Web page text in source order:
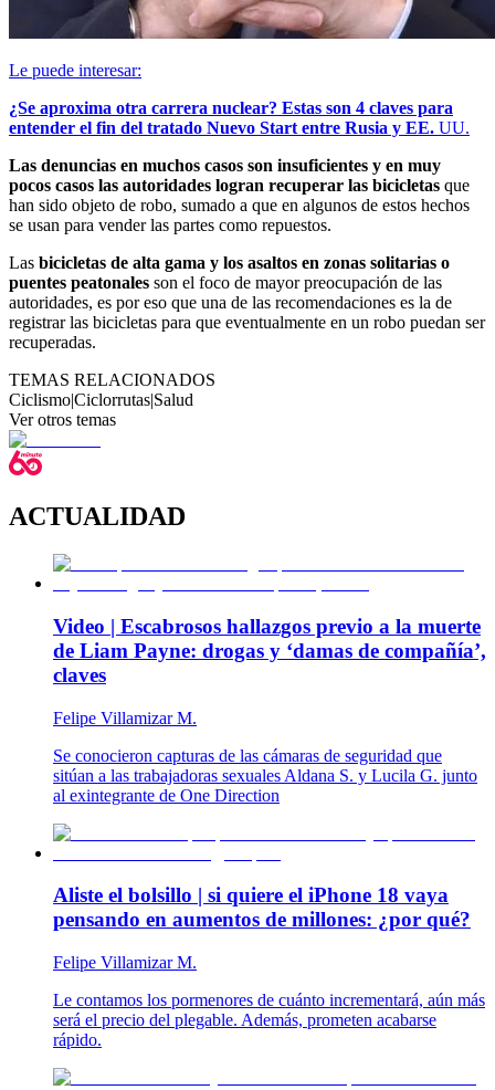
Le puede interesar:
¿Se aproxima otra carrera nuclear? Estas son 4 claves para
entender el fin del tratado Nuevo Start entre Rusia y EE. UU.
Las denuncias en muchos casos son insuficientes y en muy
pocos casos las autoridades logran recuperar las bicicletas que
han sido objeto de robo, sumado a que en algunos de estos hechos
se usan para vender las partes como repuestos.
Las bicicletas de alta gama y los asaltos en zonas solitarias o
puentes peatonales son el foco de mayor preocupación de las
autoridades, es por eso que una de las recomendaciones es la de
registrar las bicicletas para que eventualmente en un robo puedan ser
recuperadas.
TEMAS RELACIONADOS
Ciclismo|Ciclorrutas|Salud
Ver otros temas
ACTUALIDAD
Video | Escabrosos hallazgos previo a la muerte
de Liam Payne: drogas y ‘damas de compañía’,
claves
Felipe Villamizar M.
Se conocieron capturas de las cámaras de seguridad que
sitúan a las trabajadoras sexuales Aldana S. y Lucila G. junto
al exintegrante de One Direction
Aliste el bolsillo | si quiere el iPhone 18 vaya
pensando en aumentos de millones: ¿por qué?
Felipe Villamizar M.
Le contamos los pormenores de cuánto incrementará, aún más
será el precio del plegable. Además, prometen acabarse
rápido.